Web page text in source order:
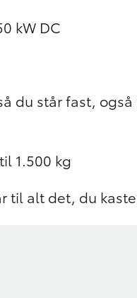
kW DC
du står fast,
1.500 kg
til alt det, du